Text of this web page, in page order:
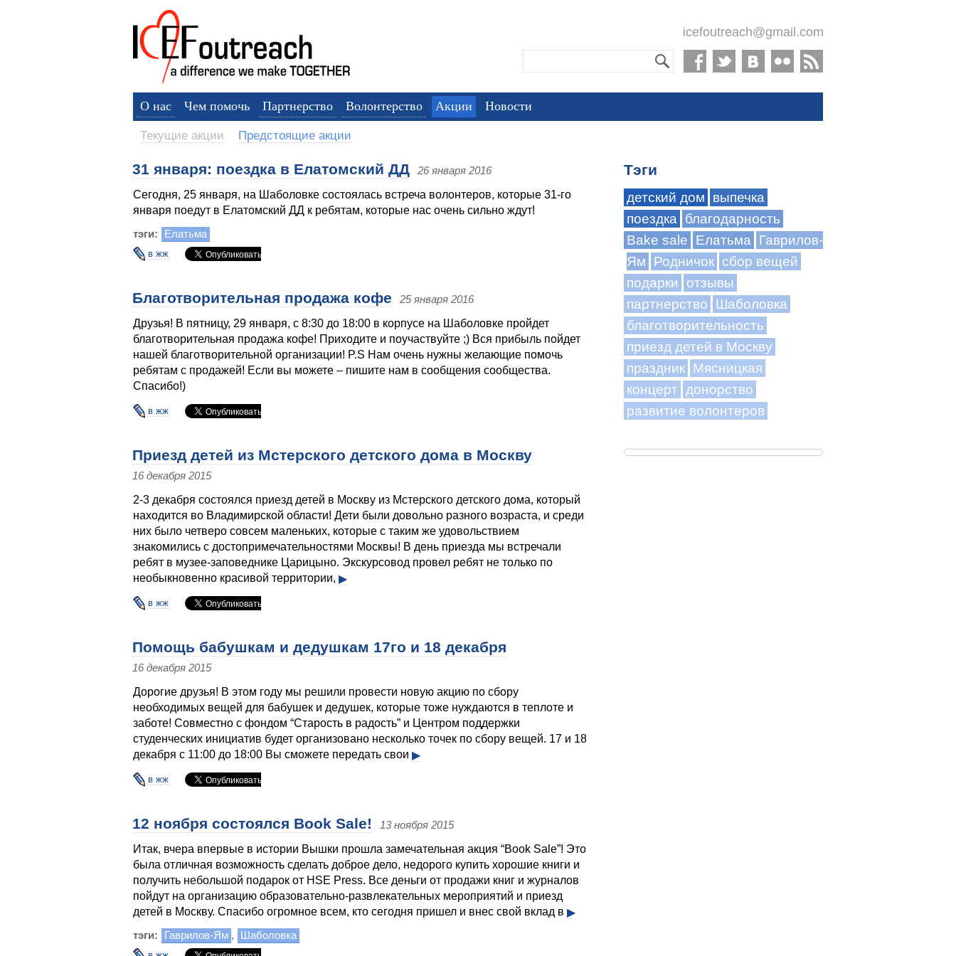
icefoutreach@gmail.com
О нас Чем помочь Партнерство Волонтерство Акции Новости
Текущие акции Предстоящие акции
31 января: поездка в Елатомский ДД 26 января 2016
Сегодня, 25 января, на Шаболовке состоялась встреча волонтеров, которые 31-го
января поедут в Елатомский ДД к ребятам, которые нас очень сильно ждут!
тэги: Елатьма
в жж
Благотворительная продажа кофе 25 января 2016
Друзья! В пятницу, 29 января, с 8:30 до 18:00 в корпусе на Шаболовке пройдет
благотворительная продажа кофе! Приходите и поучаствуйте ;) Вся прибыль пойдет
нашей благотворительной организации! P.S Нам очень нужны желающие помочь
ребятам с продажей! Если вы можете – пишите нам в сообщения сообщества.
Спасибо!)
в жж
Приезд детей из Мстерского детского дома в Москву
16 декабря 2015
2-3 декабря состоялся приезд детей в Москву из Мстерского детского дома, который
находится во Владимирской области! Дети были довольно разного возраста, и среди
них было четверо совсем маленьких, которые с таким же удовольствием
знакомились с достопримечательностями Москвы! В день приезда мы встречали
ребят в музее-заповеднике Царицыно. Экскурсовод провел ребят не только по
необыкновенно красивой территории, ▶
в жж
Помощь бабушкам и дедушкам 17го и 18 декабря
16 декабря 2015
Дорогие друзья! В этом году мы решили провести новую акцию по сбору
необходимых вещей для бабушек и дедушек, которые тоже нуждаются в теплоте и
заботе! Совместно с фондом “Старость в радость” и Центром поддержки
студенческих инициатив будет организовано несколько точек по сбору вещей. 17 и 18
декабря с 11:00 до 18:00 Вы сможете передать свои ▶
в жж
12 ноября состоялся Book Sale! 13 ноября 2015
Итак, вчера впервые в истории Вышки прошла замечательная акция “Book Sale”! Это
была отличная возможность сделать доброе дело, недорого купить хорошие книги и
получить небольшой подарок от HSE Press. Все деньги от продажи книг и журналов
пойдут на организацию образовательно-развлекательных мероприятий и приезд
детей в Москву. Спасибо огромное всем, кто сегодня пришел и внес свой вклад в ▶
тэги: Гаврилов-Ям , Шаболовка
Тэги
детский дом
выпечка
поездка
благодарность
Bake sale
Елатьма
Гаврилов-
Ям
Родничок сбор вещей
подарки
отзывы
партнерство
Шаболовка
благотворительность
приезд детей в Москву
праздник Мясницкая
концерт донорство
развитие волонтеров